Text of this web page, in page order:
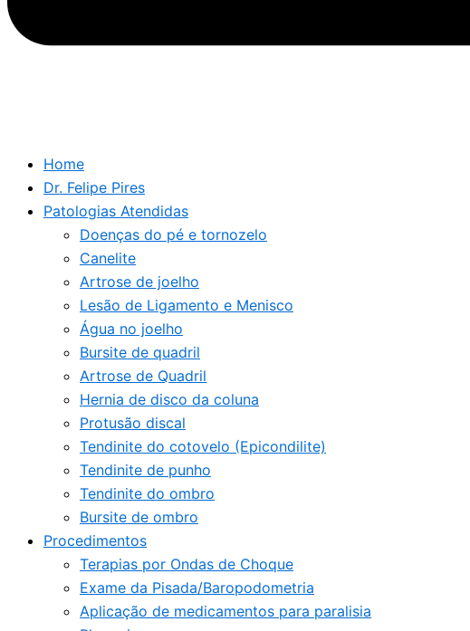
Home
Dr. Felipe Pires
Patologias Atendidas
Doenças do pé e tornozelo
Canelite
Artrose de joelho
Lesão de Ligamento e Menisco
Água no joelho
Bursite de quadril
Artrose de Quadril
Hernia de disco da coluna
Protusão discal
Tendinite do cotovelo (Epicondilite)
Tendinite de punho
Tendinite do ombro
Bursite de ombro
Procedimentos
Terapias por Ondas de Choque
Exame da Pisada/Baropodometria
Aplicação de medicamentos para paralisia